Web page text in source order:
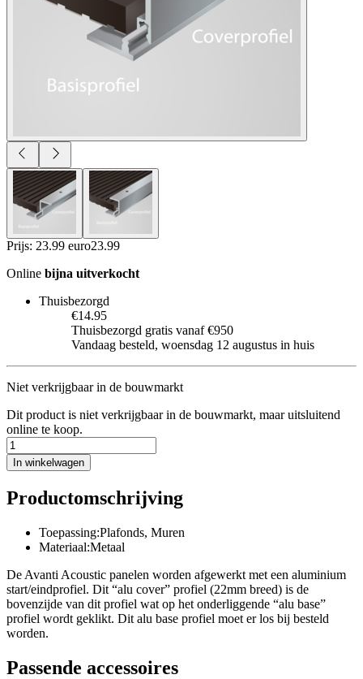
Prijs: 23.99 euro23.99
Online bijna uitverkocht
Thuisbezorgd
€14.95
Thuisbezorgd gratis vanaf €950
Vandaag besteld, woensdag 12 augustus in huis
Niet verkrijgbaar in de bouwmarkt
Dit product is niet verkrijgbaar in de bouwmarkt, maar uitsluitend
online te koop.
In winkelwagen
Productomschrijving
Toepassing:Plafonds, Muren
Materiaal:Metaal
De Avanti Acoustic panelen worden afgewerkt met een aluminium
start/eindprofiel. Dit “alu cover” profiel (22mm breed) is de
bovenzijde van dit profiel wat op het onderliggende “alu base”
profiel wordt geklikt. Dit alu base profiel moet er los bij besteld
worden.
Passende accessoires